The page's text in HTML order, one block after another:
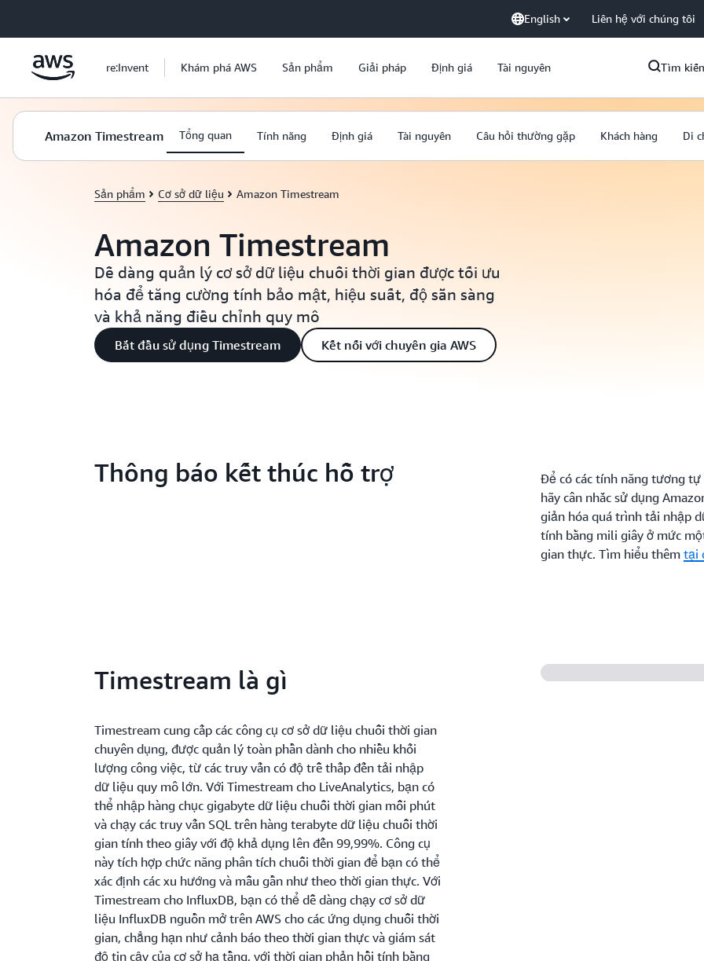
English Liên hệ với chúng tôi
re:Invent Khám phá AWS Sản phẩm Giải pháp Định giá Tài nguyên Tìm
Amazon Timestream Tổng quan Tính năng Định giá Tài nguyên Câu hỏi thường gặp Khách hàng Di
Sản phẩm Cơ sở dữ liệu Amazon Timestream
Amazon Timestream
Dễ dàng quản lý cơ sở dữ liệu chuỗi thời gian được tối ưu
hóa để tăng cường tính bảo mật, hiệu suất, độ sẵn sàng
và khả năng điều chỉnh quy mô
Bắt đầu sử dụng Timestream Kết nối với chuyên gia AWS
Thông báo kết thúc hỗ trợ
Để có các tính năng tương tự
hãy cân nhắc sử dụng
giản hóa quá trình tải nhập
tính bằng mili giây ở mức
gian thực. Tìm hiểu thêm tại
Timestream là gì
Timestream cung cấp các công cụ cơ sở dữ liệu chuỗi thời gian
chuyên dụng, được quản lý toàn phần dành cho nhiều khối
lượng công việc, từ các truy vấn có độ trễ thấp đến tải nhập
dữ liệu quy mô lớn. Với Timestream cho LiveAnalytics, bạn có
thể nhập hàng chục gigabyte dữ liệu chuỗi thời gian mỗi phút
và chạy các truy vấn SQL trên hàng terabyte dữ liệu chuỗi thời
gian tính theo giây với độ khả dụng lên đến 99,99%. Công cụ
này tích hợp chức năng phân tích chuỗi thời gian để bạn có thể
xác định các xu hướng và mẫu gần như theo thời gian thực. Với
Timestream cho InfluxDB, bạn có thể dễ dàng chạy cơ sở dữ
liệu InfluxDB nguồn mở trên AWS cho các ứng dụng chuỗi thời
gian, chẳng hạn như cảnh báo theo thời gian thực và giám sát
độ tin cậy của cơ sở hạ tầng, với thời gian phản hồi tính bằng